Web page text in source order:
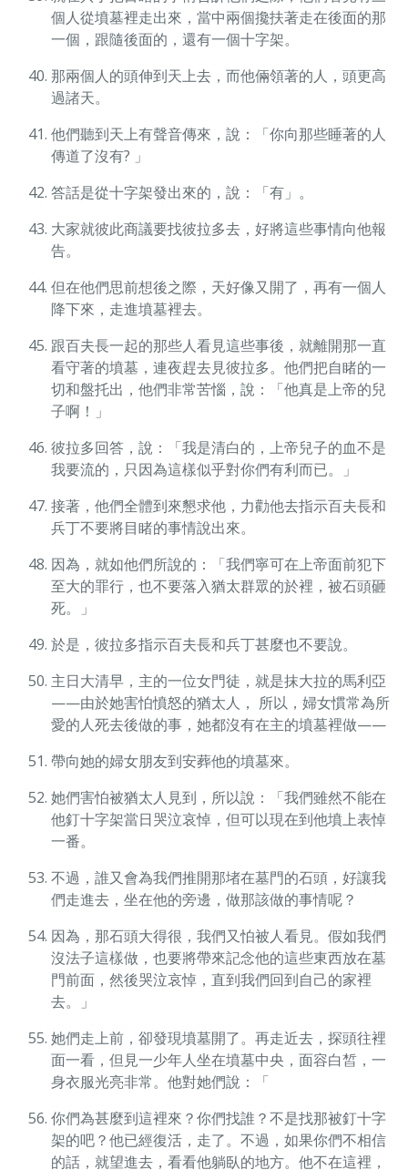
個人從墳墓裡走出來，當中兩個攙扶著走在後面的那
一個，跟隨後面的，還有一個十字架。
那兩個人的頭伸到天上去，而他倆領著的人，頭更高
過諸天。
他們聽到天上有聲音傳來，說：「你向那些睡著的人
傳道了沒有? 」
答話是從十字架發出來的，說：「有」。
大家就彼此商議要找彼拉多去，好將這些事情向他報
告。
但在他們思前想後之際，天好像又開了，再有一個人
降下來，走進墳墓裡去。
跟百夫長一起的那些人看見這些事後，就離開那一直
看守著的墳墓，連夜趕去見彼拉多。他們把自睹的一
切和盤托出，他們非常苦惱，說：「他真是上帝的兒
子啊！」
彼拉多回答，說：「我是清白的，上帝兒子的血不是
我要流的，只因為這樣似乎對你們有利而已。」
接著，他們全體到來懇求他，力勸他去指示百夫長和
兵丁不要將目睹的事情說出來。
因為，就如他們所說的：「我們寧可在上帝面前犯下
至大的罪行，也不要落入猶太群眾的於裡，被石頭砸
死。」
於是，彼拉多指示百夫長和兵丁甚麼也不要說。
主日大清早，主的一位女門徒，就是抹大拉的馬利亞
——由於她害怕憤怒的猶太人， 所以，婦女慣常為所
愛的人死去後做的事，她都沒有在主的墳墓裡做——
帶向她的婦女朋友到安葬他的墳墓來。
她們害怕被猶太人見到，所以說：「我們雖然不能在
他釘十字架當日哭泣哀悼，但可以現在到他墳上表悼
一番。
不過，誰又會為我們推開那堵在墓門的石頭，好讓我
們走進去，坐在他的旁邊，做那該做的事情呢？
因為，那石頭大得很，我們又怕被人看見。假如我們
沒法子這樣做，也要將帶來記念他的這些東西放在墓
門前面，然後哭泣哀悼，直到我們回到自己的家裡
去。」
她們走上前，卻發現墳墓開了。再走近去，探頭往裡
面一看，但見一少年人坐在墳墓中央，面容白皙，一
身衣服光亮非常。他對她們說：「
你們為甚麼到這裡來？你們找誰？不是找那被釘十字
架的吧？他已經復活，走了。不過，如果你們不相信
的話，就望進去，看看他躺臥的地方。他不在這裡，